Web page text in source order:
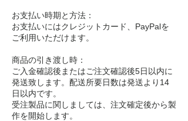
お支払い時期と方法：
お支払いにはクレジットカード、PayPalを
ご利用いただけます。
商品の引き渡し時：
ご入金確認後またはご注文確認後5日以内に
発送致します。配送所要日数は発送より14
日以内です。
受注製品に関しましては、注文確定後から製
作を開始します。